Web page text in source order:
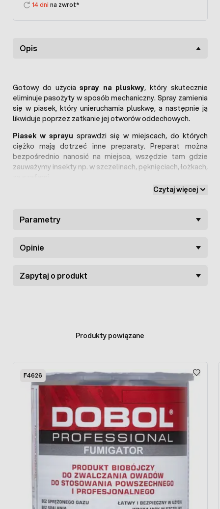
14 dni na zwrot*
Opis
Gotowy do użyciaspray na pluskwy, który skutecznie
eliminuje pasożyty w sposób mechaniczny. Spray zamienia
się w piasek, który unieruchamia pluskwę, a następnie ją
likwiduje poprzez zatkanie jej otworów oddechowych.
Piasek w sprayu sprawdzi się w miejscach, do których
ciężko mają dotrzeć inne preparaty. Preparat można
bezpośrednio nanosić na miejsca, wszędzie tam gdzie
zauważymy insekty np. w szczelinach, pęknięciach, łożkach,
Wstrząsnąć preparat przed użyciem.
Środek nanosić z odległości ok. 20-40 cm.
godzin.
Czytaj więcej
Parametry
Opinie
Zapytaj o produkt
Produkty powiązane
F4626